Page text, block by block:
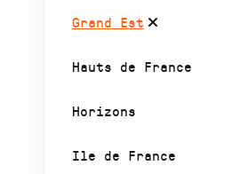
Grand Est
Hauts de France
Horizons
Ile de France